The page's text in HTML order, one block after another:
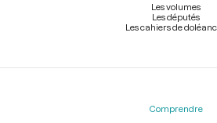
Les volumes
Les députés
Les cahiers de
Comprendre